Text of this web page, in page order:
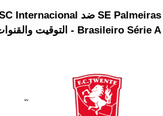
Brasileiro Série A - التوقيت والقنوات 2026-08-09